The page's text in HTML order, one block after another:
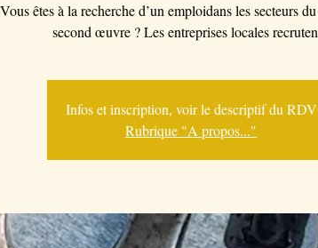
Vous êtes à la recherche d’un emploidans les secteurs
second œuvre ? Les entreprises locales
Infos et inscription, voir le descriptif du RDV
Rubrique "A propos..."